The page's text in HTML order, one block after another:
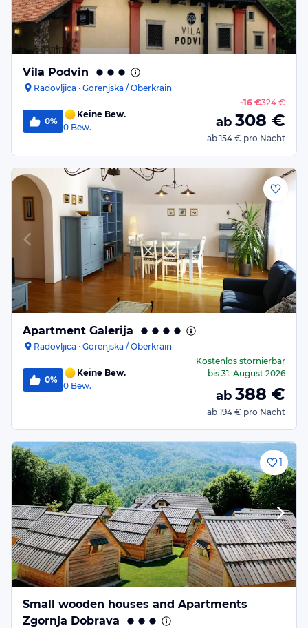
Vila Podvin
Radovljica · Gorenjska / Oberkrain
0%
Keine Bew.
0 Bew.
-16 €324 €
ab 308 €
ab 154 € pro Nacht
Apartment Galerija
Radovljica · Gorenjska / Oberkrain
0%
Keine Bew.
0 Bew.
Kostenlos stornierbar
bis 31. August 2026
ab 388 €
ab 194 € pro Nacht
1
Small wooden houses and Apartments
Zgornja Dobrava